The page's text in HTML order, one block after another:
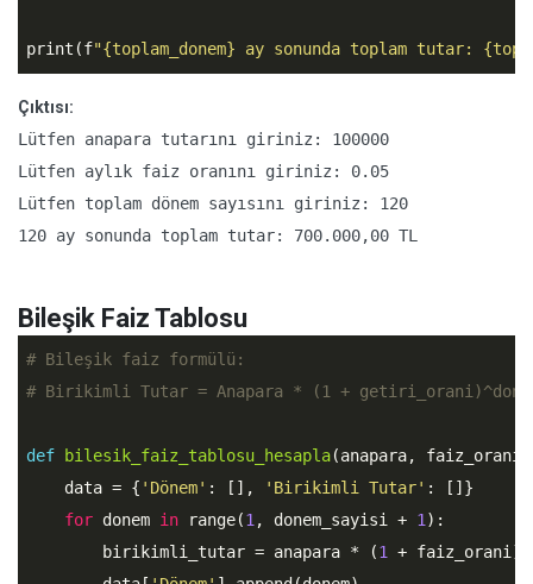
print(f"{toplam_donem} ay sonunda toplam tutar:
Çıktısı:
Lütfen anapara tutarını giriniz: 100000
Lütfen aylık faiz oranını giriniz: 0.05
Lütfen toplam dönem sayısını giriniz: 120
120 ay sonunda toplam tutar: 700.000,00 TL
Bileşik Faiz Tablosu
# Bileşik faiz formülü:
# Birikimli Tutar = Anapara * (1 +
def bilesik_faiz_tablosu_hesapla(anapara, faiz_orani,
    data = {
'Dönem' : [], 'Birikimli Tutar' : []}
for donem in range(1 , donem_sayisi + 1 ):
        birikimli_tutar = anapara * (
1
+ faiz_orani)